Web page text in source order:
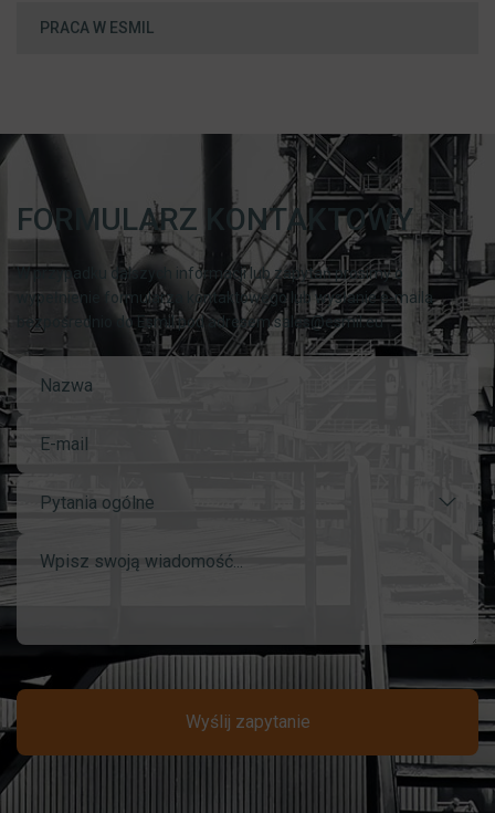
PRACA W ESMIL
FORMULARZ KONTAKTOWY
W przypadku dalszych informacji lub zapytań prosimy o
wypełnienie formularza kontaktowego lub wysłanie e-maila
bezpośrednio do Esmil pod adresem sales@esmil.eu
Pytania ogólne
Wyślij zapytanie